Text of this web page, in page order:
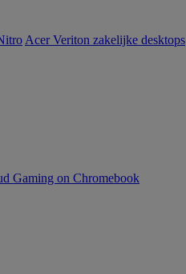
Acer Veriton zakelijke desktops
Gaming on Chromebook